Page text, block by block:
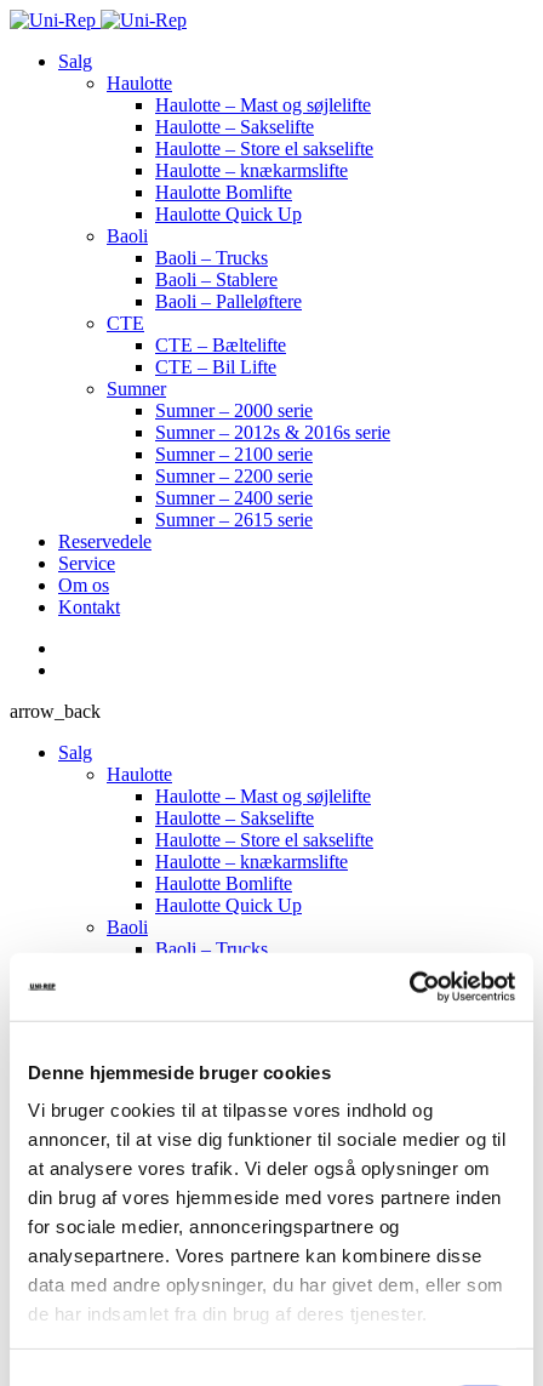
Denne hjemmeside bruger cookies
Vi bruger cookies til at tilpasse vores indhold og
annoncer, til at vise dig funktioner til sociale medier og til
at analysere vores trafik. Vi deler også oplysninger om
din brug af vores hjemmeside med vores partnere inden
for sociale medier, annonceringspartnere og
analysepartnere. Vores partnere kan kombinere disse
data med andre oplysninger, du har givet dem, eller som
de har indsamlet fra din brug af deres tjenester.
Salg
Haulotte
Haulotte – Mast og søjlelifte
Haulotte – Sakselifte
Haulotte – Store el sakselifte
Haulotte – knækarmslifte
Haulotte Bomlifte
Haulotte Quick Up
Baoli
Baoli – Trucks
Baoli – Stablere
Baoli – Palleløftere
CTE
CTE – Bæltelifte
CTE – Bil Lifte
Sumner
Sumner – 2000 serie
Sumner – 2012s & 2016s serie
Sumner – 2100 serie
Sumner – 2200 serie
Sumner – 2400 serie
Sumner – 2615 serie
Reservedele
Service
Om os
Kontakt
arrow_back
Salg
Haulotte
Haulotte – Mast og søjlelifte
Haulotte – Sakselifte
Haulotte – Store el sakselifte
Haulotte – knækarmslifte
Haulotte Bomlifte
Haulotte Quick Up
Baoli
Baoli – Trucks
Sumner
Sumner – 2000 serie
Sumner – 2012s & 2016s serie
Sumner – 2100 serie
Sumner – 2200 serie
Sumner – 2400 serie
Sumner – 2615 serie
Reservedele
Service
Om os
Kontakt